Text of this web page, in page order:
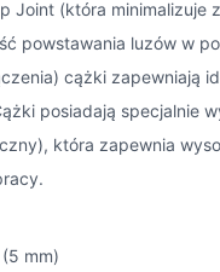
Joint (która minimalizuje
powstawania luzów w
cążki zapewniają
posiadają specjalnie
która zapewnia
mm)